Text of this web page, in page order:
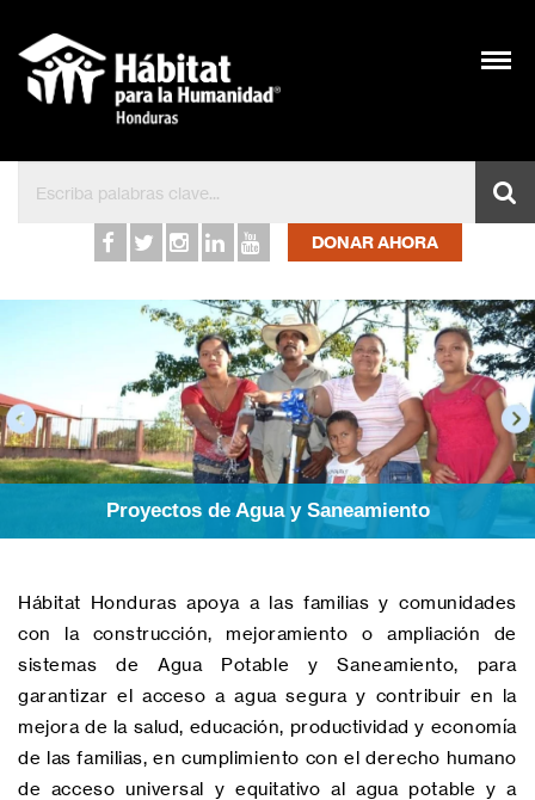
Inicio – Hábitat para la
DONAR AHORA
Proyectos de Agua y Saneamiento
Hábitat Honduras apoya a las familias y comunidades
con la construcción, mejoramiento o ampliación de
sistemas de Agua Potable y Saneamiento, para
garantizar el acceso a agua segura y contribuir en la
mejora de la salud, educación, productividad y economía
de las familias, en cumplimiento con el derecho humano
de acceso universal y equitativo al agua potable y a